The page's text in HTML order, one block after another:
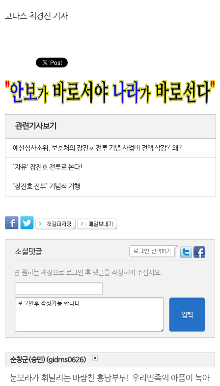
코나스 최경선 기자
관련기사보기
예산심사소위, 보훈처의 장진호 전투 기념 사업비 전액 삭감? 왜?
'자유' 장진호 전투로 본다!
'장진호 전투' 기념식 거행
소셜댓글
원하는 계정으로 로그인 후 댓글을 작성하여 주십시요.
입력
순창군(승민)(gidrns0626)
눈보라가 휘날리는 바람찬 흥남부두! 우리민족의 아픔이 녹아